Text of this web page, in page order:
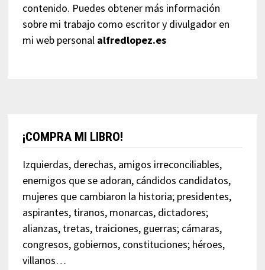
contenido. Puedes obtener más información
sobre mi trabajo como escritor y divulgador en
mi web personal alfredlopez.es
¡COMPRA MI LIBRO!
Izquierdas, derechas, amigos irreconciliables,
enemigos que se adoran, cándidos candidatos,
mujeres que cambiaron la historia; presidentes,
aspirantes, tiranos, monarcas, dictadores;
alianzas, tretas, traiciones, guerras; cámaras,
congresos, gobiernos, constituciones; héroes,
villanos…